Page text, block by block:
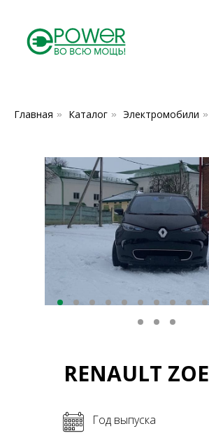
Главная » Каталог » Электромобили »
Год выпуска
RENAULT ZOE